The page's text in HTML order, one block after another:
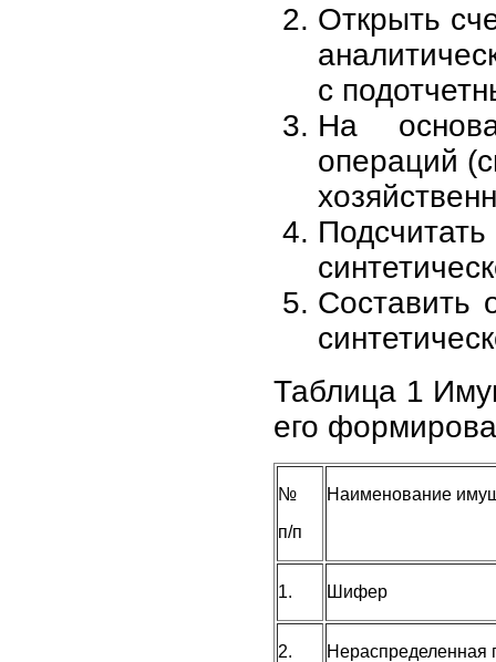
Открыть
с
На
операций
Составить
Таблица 1
его
№
п/п
Наименование
1. Шифер
2.